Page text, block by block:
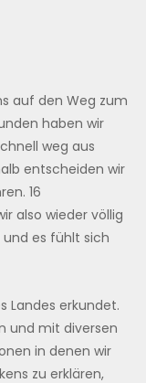
auf den Weg zum
haben wir
weg aus
entscheiden wir
16
also wieder völlig
es fühlt sich
Landes erkundet.
und mit diversen
in denen wir
zu erklären,